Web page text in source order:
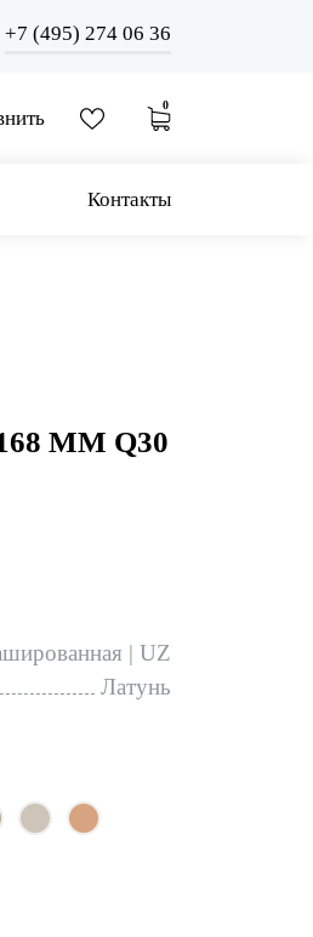
+7 (495) 274 06 36
0
Контакты
ММ Q30
| UZ
Латунь